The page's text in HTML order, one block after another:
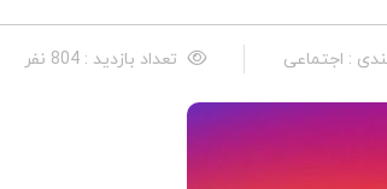
: اجتماعی تعداد بازدید : 804 نفر